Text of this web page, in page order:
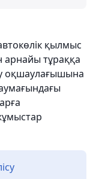
қылмыс
арнайы тұраққа
оқшаулағышына